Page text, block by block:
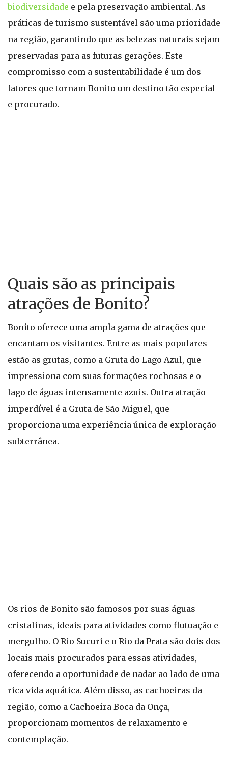
biodiversidade e pela preservação ambiental. As
práticas de turismo sustentável são uma prioridade
na região, garantindo que as belezas naturais sejam
preservadas para as futuras gerações. Este
compromisso com a sustentabilidade é um dos
fatores que tornam Bonito um destino tão especial
e procurado.
Quais são as principais
atrações de Bonito?
Bonito oferece uma ampla gama de atrações que
encantam os visitantes. Entre as mais populares
estão as grutas, como a Gruta do Lago Azul, que
impressiona com suas formações rochosas e o
lago de águas intensamente azuis. Outra atração
imperdível é a Gruta de São Miguel, que
proporciona uma experiência única de exploração
subterrânea.
Os rios de Bonito são famosos por suas águas
cristalinas, ideais para atividades como flutuação e
mergulho. O Rio Sucuri e o Rio da Prata são dois dos
locais mais procurados para essas atividades,
oferecendo a oportunidade de nadar ao lado de uma
rica vida aquática. Além disso, as cachoeiras da
região, como a Cachoeira Boca da Onça,
proporcionam momentos de relaxamento e
contemplação.